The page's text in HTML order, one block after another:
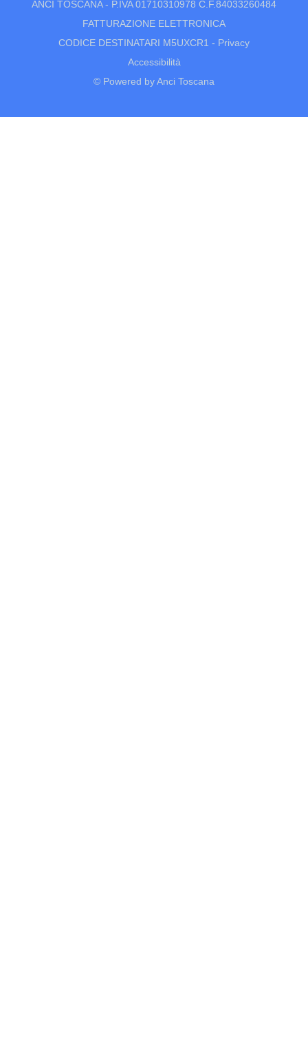
ANCI TOSCANA - P.IVA 01710310978 C.F.84033260484
FATTURAZIONE ELETTRONICA
CODICE DESTINATARI M5UXCR1 - Privacy
Accessibilità
© Powered by Anci Toscana